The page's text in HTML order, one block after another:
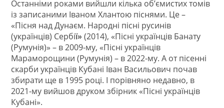
Останніми роками вийшли кілька об’ємистих томів
із записаними Іваном Хлантою піснями. Це –
«Пісня над Дунаєм. Народні пісні русинів
(українців) Сербії»(2014), «Пісні українців Банату
(Румунія)» – в 2009-му, «Пісні українців
Мараморощини (Румунія) – в 2022-му. А от пісенні
скарби українців Кубані Іван Васильович почав
збирати ще в 1995 році. І порівняно недавно, в
2021-му вийшов друком збірник «Пісні українців
Кубані».